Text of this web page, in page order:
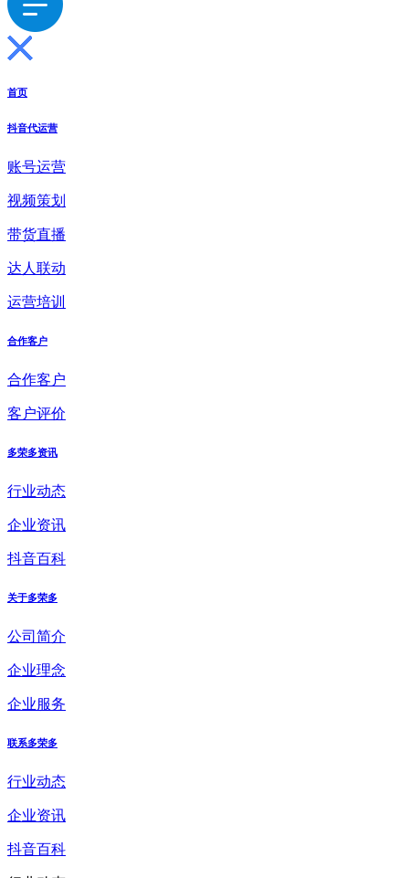
首页
抖音代运营
账号运营
视频策划
带货直播
达人联动
运营培训
合作客户
合作客户
客户评价
多荣多资讯
行业动态
企业资讯
抖音百科
关于多荣多
公司简介
企业理念
企业服务
联系多荣多
行业动态
企业资讯
抖音百科